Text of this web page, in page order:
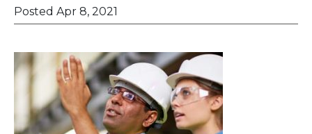
Posted Apr 8, 2021